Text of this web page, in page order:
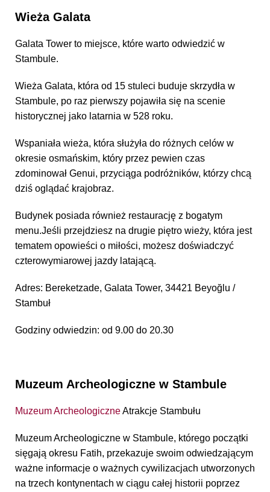
Wieża Galata
Galata Tower to miejsce, które warto odwiedzić w
Stambule.
Wieża Galata, która od 15 stuleci buduje skrzydła w
Stambule, po raz pierwszy pojawiła się na scenie
historycznej jako latarnia w 528 roku.
Wspaniała wieża, która służyła do różnych celów w
okresie osmańskim, który przez pewien czas
zdominował Genui, przyciąga podróżników, którzy chcą
dziś oglądać krajobraz.
Budynek posiada również restaurację z bogatym
menu.Jeśli przejdziesz na drugie piętro wieży, która jest
tematem opowieści o miłości, możesz doświadczyć
czterowymiarowej jazdy latającą.
Adres: Bereketzade, Galata Tower, 34421 Beyoğlu /
Stambuł
Godziny odwiedzin: od 9.00 do 20.30
Muzeum Archeologiczne w Stambule
Muzeum ArcheologiczneAtrakcje Stambułu
Muzeum Archeologiczne w Stambule, którego początki
sięgają okresu Fatih, przekazuje swoim odwiedzającym
ważne informacje o ważnych cywilizacjach utworzonych
na trzech kontynentach w ciągu całej historii poprzez